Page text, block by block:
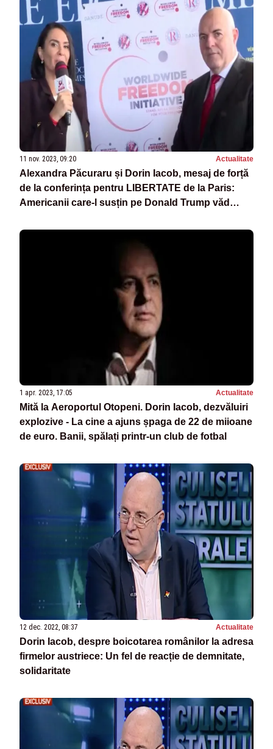
11 nov. 2023, 09:20 Actualitate
Alexandra Păcuraru și Dorin Iacob, mesaj de forță
de la conferința pentru LIBERTATE de la Paris:
Americanii care-l susțin pe Donald Trump văd
1 apr. 2023, 17:05 Actualitate
Mită la Aeroportul Otopeni. Dorin Iacob, dezvăluiri
explozive - La cine a ajuns șpaga de 22 de miioane
de euro. Banii, spălați printr-un club de fotbal
12 dec. 2022, 08:37 Actualitate
Dorin Iacob, despre boicotarea românilor la adresa
firmelor austriece: Un fel de reacție de demnitate,
solidaritate